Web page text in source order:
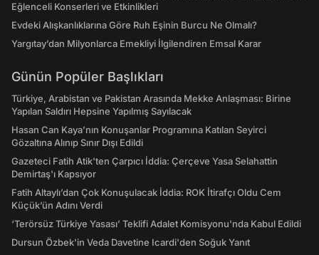
Eğlenceli Konserleri ve Etkinlikleri
Evdeki Alışkanlıklarına Göre Ruh Eşinin Burcu Ne Olmalı?
Yargıtay’dan Milyonlarca Emekliyi İlgilendiren Emsal Karar
Günün Popüler Başlıkları
Türkiye, Arabistan ve Pakistan Arasında Mekke Anlaşması: Birine
Yapılan Saldırı Hepsine Yapılmış Sayılacak
Hasan Can Kaya’nın Konuşanlar Programına Katılan Seyirci
Gözaltına Alınıp Sınır Dışı Edildi
Gazeteci Fatih Atik'ten Çarpıcı İddia: Çerçeve Yasa Selahattin
Demirtaş'ı Kapsıyor
Fatih Altaylı’dan Çok Konuşulacak İddia: ROK İtirafçı Oldu Cem
Küçük’ün Adını Verdi
‘Terörsüz Türkiye Yasası’ Teklifi Adalet Komisyonu'nda Kabul Edildi
Dursun Özbek'in Veda Davetine Icardi'den Soğuk Yanıt